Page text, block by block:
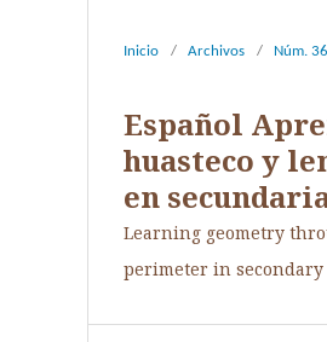
Inicio / Archivos / Núm.
Español
huasteco y
en
Learning geometry
perimeter in